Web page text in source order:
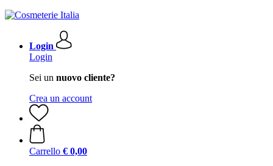
Login
Login
Sei un nuovo cliente?
Crea un account
Carrello € 0,00